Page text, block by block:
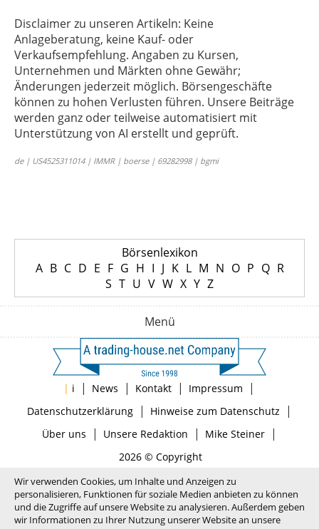
Disclaimer zu unseren Artikeln: Keine
Anlageberatung, keine Kauf- oder
Verkaufsempfehlung. Angaben zu Kursen,
Unternehmen und Märkten ohne Gewähr;
Änderungen jederzeit möglich. Börsengeschäfte
können zu hohen Verlusten führen. Unsere Beiträge
werden ganz oder teilweise automatisiert mit
Unterstützung von AI erstellt und geprüft.
de | US4525311014 | IMMR | boerse | 69282998 | bgmi
Börsenlexikon
A B C D E F G H I J K L M N O P Q R
S T U V W X Y Z
Menü
| i | News | Kontakt | Impressum |
Datenschutzerklärung| Hinweise zum Datenschutz |
Über uns | Unsere Redaktion | Mike Steiner|
2026 © Copyright
Wir verwenden Cookies, um Inhalte und Anzeigen zu
personalisieren, Funktionen für soziale Medien anbieten zu können
und die Zugriffe auf unsere Website zu analysieren. Außerdem geben
wir Informationen zu Ihrer Nutzung unserer Website an unsere